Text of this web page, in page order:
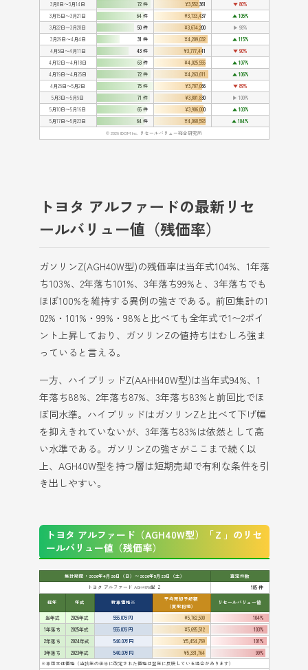
3月8日〜3月14日
72 件 ¥3,552,361
▼ 80%
3月15日〜3月21日
64 件 ¥3,733,437
▲ 105%
3月22日〜3月28日
50 件 ¥3,674,200
▶ 98%
3月29日〜4月4日
31 件 ¥4,209,032
▲ 115%
4月5日〜4月11日
43 件 ¥3,777,441
▼ 90%
4月12日〜4月18日
63 件 ¥4,025,555
▲ 107%
4月19日〜4月25日
72 件 ¥4,263,611
▲ 106%
4月26日〜5月2日
75 件 ¥3,787,066
▼ 89%
5月3日〜5月9日
71 件 ¥3,801,830
▶ 100%
5月10日〜5月16日
65 件 ¥3,906,000
▲ 103%
5月17日〜5月23日
64 件 ¥4,068,593
▲ 104%
© 2026 IDOM Inc. リセールバリュー総合研究所
トヨタ アルファードの最新リセ
ールバリュー値（残価率）
ガソリンZ(AGH40W型)の残価率は当年式104%、1年落
ち103%、2年落ち101%、3年落ち99%と、3年落ちでも
ほぼ100%を維持する異例の強さである。前回集計の1
02%・101%・99%・98%と比べても全年式で1〜2ポイ
ント上昇しており、ガソリンZの値持ちはむしろ強ま
っていると言える。
一方、ハイブリッドZ(AAHH40W型)は当年式94%、1
年落ち88%、2年落ち87%、3年落ち83%と前回比でほ
ぼ同水準。ハイブリッドはガソリンZと比べて下げ幅
を抑えきれていないが、3年落ち83%は依然として高
い水準である。ガソリンZの強さがここまで続く以
上、AGH40W型を持つ層は短期売却で有利な条件を引
き出しやすい。
トヨタ アルファード（AGH40W型）「Ｚ」のリセ
ールバリュー値（残価率）
集計期間：2026年4月26日（日）〜2026年5月23日（土）
査定件数
トヨタ アルファード AGH40W型 Ｚ
185 件
経年 年式 新車価格※
平均売却予想額
（買取相場）
リセールバリュー値
当年式 2026年式 555.0万円 ¥5,762,500
104%
1年落ち
2025年式 555.0万円 ¥5,695,512
103%
2年落ち
2024年式 540.0万円 ¥5,454,769
101%
3年落ち
2023年式 540.0万円 ¥5,331,764
99%
※車両本体価格（当該年の後半に改定された価格は翌年に反映している場合があります）